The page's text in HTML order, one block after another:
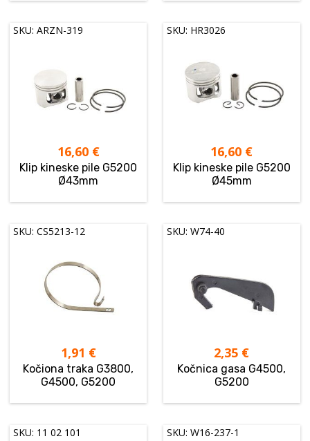
SKU: ARZN-319
16,60 €
Klip kineske pile G5200
Ø43mm
SKU: HR3026
16,60 €
Klip kineske pile G5200
Ø45mm
SKU: CS5213-12
1,91 €
Kočiona traka G3800,
G4500, G5200
SKU: W74-40
2,35 €
Kočnica gasa G4500,
G5200
SKU: 11 02 101 SKU: W16-237-1